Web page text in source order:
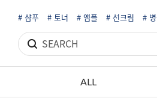
# 샴푸 # 토너 # 앰플 # 선크림 #
ALL